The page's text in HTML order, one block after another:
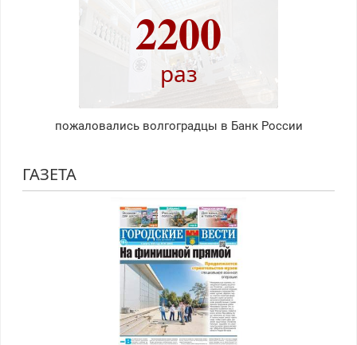
2200
раз
пожаловались волгоградцы в Банк России
ГАЗЕТА